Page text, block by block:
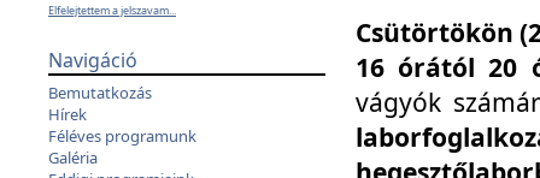
Elfelejtettem a jelszavam...
Navigáció
Bemutatkozás
Hírek
Féléves programunk
Galéria
Csütörtökön
16 órától 20
vágyók